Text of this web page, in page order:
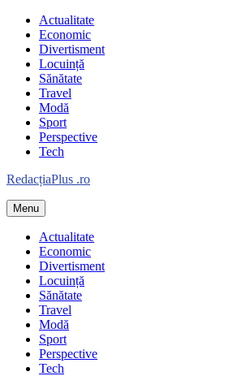
Skip
content
Actualitate
Economic
Divertisment
Locuință
Sănătate
Travel
Modă
Sport
Perspective
Tech
RedacțiaPlus .ro
Informație plus inspirație
Menu
Actualitate
Economic
Divertisment
Locuință
Sănătate
Travel
Modă
Sport
Perspective
Tech